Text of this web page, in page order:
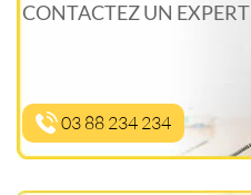
CONTACTEZ UN EXPERT
03 88 234 234